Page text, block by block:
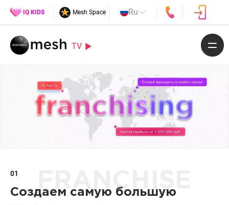
IQ KIDS Mesh Space Ru
TV
FRANCHISE
01
Создаем самую большую